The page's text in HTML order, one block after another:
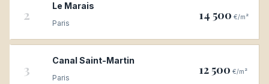
2
Le Marais
Paris
14 500 €/m²
3
Canal Saint-Martin
Paris
12 500 €/m²